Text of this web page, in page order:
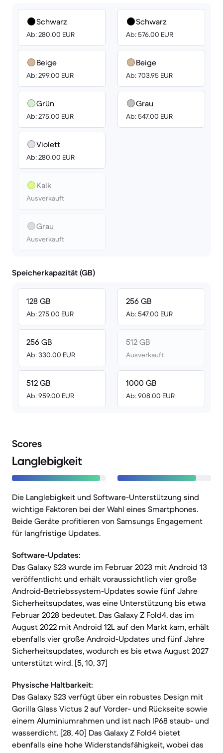
Schwarz
Ab: 280.00 EUR
Beige
Ab: 299.00 EUR
Grün
Ab: 275.00 EUR
Violett
Ab: 280.00 EUR
Kalk
Ausverkauft
Grau
Ausverkauft
Schwarz
Ab: 576.00 EUR
Beige
Ab: 703.95 EUR
Grau
Ab: 547.00 EUR
Speicherkapazität (GB)
128 GB
Ab: 275.00 EUR
256 GB
Ab: 330.00 EUR
512 GB
Ab: 959.00 EUR
256 GB
Ab: 547.00 EUR
512 GB
Ausverkauft
1000 GB
Ab: 908.00 EUR
Scores
Langlebigkeit
Die Langlebigkeit und Software-Unterstützung sind
wichtige Faktoren bei der Wahl eines Smartphones.
Beide Geräte profitieren von Samsungs Engagement
für langfristige Updates.
Software-Updates:
Das Galaxy S23 wurde im Februar 2023 mit Android 13
veröffentlicht und erhält voraussichtlich vier große
Android-Betriebssystem-Updates sowie fünf Jahre
Sicherheitsupdates, was eine Unterstützung bis etwa
Februar 2028 bedeutet. Das Galaxy Z Fold4, das im
August 2022 mit Android 12L auf den Markt kam, erhält
ebenfalls vier große Android-Updates und fünf Jahre
Sicherheitsupdates, wodurch es bis etwa August 2027
unterstützt wird. [5, 10, 37]
Physische Haltbarkeit:
Das Galaxy S23 verfügt über ein robustes Design mit
Gorilla Glass Victus 2 auf Vorder- und Rückseite sowie
einem Aluminiumrahmen und ist nach IP68 staub- und
wasserdicht. [28, 40] Das Galaxy Z Fold4 bietet
ebenfalls eine hohe Widerstandsfähigkeit, wobei das